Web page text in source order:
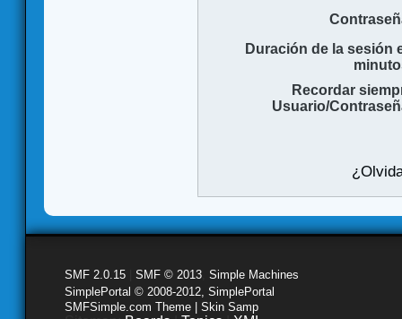
Duración de la sesión
Recordar
Usuario/
SMF 2.0.15 SMF © 2013 Simple Machines
SimplePortal © 2008-2012, SimplePortal
SMFSimple.com Theme | Skin Samp